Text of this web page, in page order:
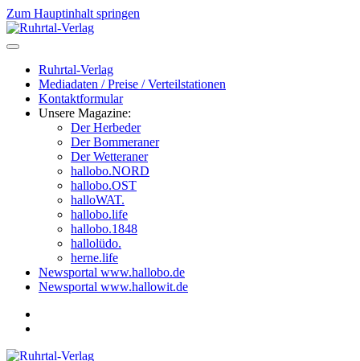
Zum Hauptinhalt springen
Ruhrtal-Verlag
Mediadaten / Preise / Verteilstationen
Kontaktformular
Unsere Magazine:
Der Herbeder
Der Bommeraner
Der Wetteraner
hallobo.NORD
hallobo.OST
halloWAT.
hallobo.life
hallobo.1848
hallolüdo.
herne.life
Newsportal www.hallobo.de
Newsportal www.hallowit.de